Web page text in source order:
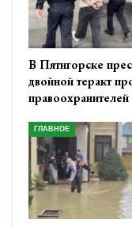
В Пятигорске
двойной теракт
правоохранителей
ГЛАВНОЕ